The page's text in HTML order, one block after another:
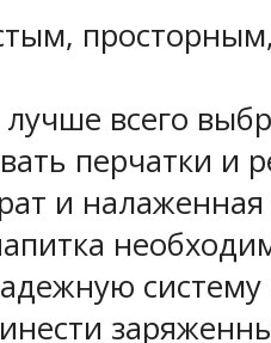
всего
перчатки и
и
систему